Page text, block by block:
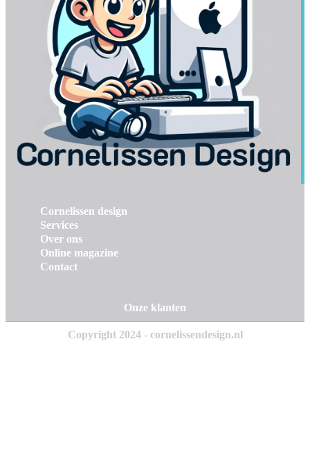
Cornelissen design
Services
Over ons
Online magazine
Contact
Onze klanten
Copyright 2024 - cornelissendesign.nl